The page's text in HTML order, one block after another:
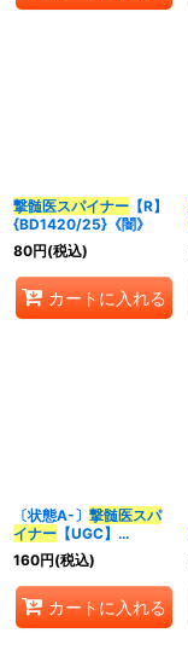
撃髄医スパイナー 【R】
{BD1420/25}《闇》
80円(税込)
カートに入れる
〔状態A-〕 撃髄医スパ
イナー 【UGC】
{RP12G8/G8}《闇》
160円(税込)
カートに入れる